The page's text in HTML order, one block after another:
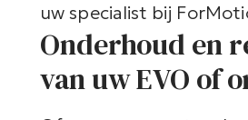
uw specialist bij
Onderhoud en
van uw EVO of